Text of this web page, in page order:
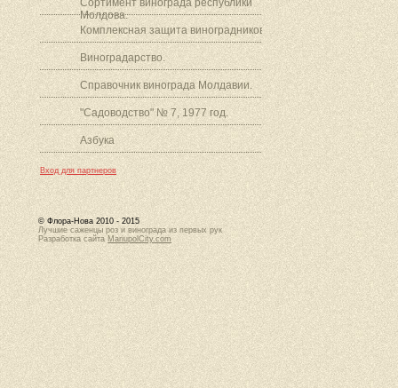
Сортимент винограда республики
Молдова.
Комплексная защита виноградников.
Виноградарство.
Справочник винограда Молдавии.
"Садоводство" № 7, 1977 год.
Азбука
Вход для партнеров
© Флора-Нова 2010 - 2015
Лучшие саженцы роз и винограда из первых рук
Разработка сайта MariupolCity.com